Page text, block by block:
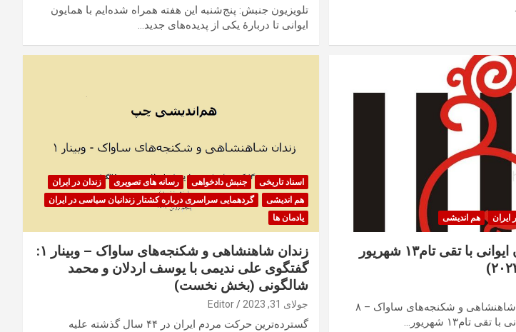
تلویزیون جنبش: پنج‌شنبه این هفته همراه شده‌ایم با همایون
ایوانی تا دربارهٔ یکی از پدیده‌های جدید…
ایران هم اندیشی
گفت‌وگوی همایون ایوانی با تقی تام۱۳ شهریور
هم‌اندیشی چپ: زندان شاهنشاهی و شکنجه‌های ساواک – ۸
تام۱۳ شهریور…
اسناد تاریخی جنبش دادخواهی رسانه های تصویری
زندان در ایران
هم اندیشی
گردهمایی سراسری درباره کشتار زندانیان سیاسی در ایران
یادمان ها
زندان شاهنشاهی و شکنجه‌های ساواک – وبینار ۱:
گفتگوی علی نديمی با يوسف اردلان و محمد
شالگونی (بخش نخست)
جولای 31, 2023 Editor
گسترده‌ترین حرکت مردم ایران در ۴۴ سال گذشته علیه